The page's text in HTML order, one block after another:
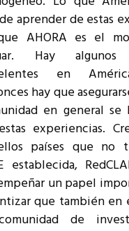
aprender de estas
AHORA es el
Hay algunos
en
hay que
en general se
experiencias.
países que no
establecida,
un papel
que también en
de